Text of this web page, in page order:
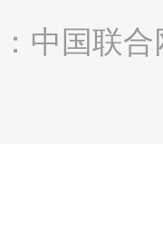
中国联